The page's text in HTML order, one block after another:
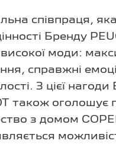
співпраця,
Бренду
високої моди:
справжні
З цієї нагоди
також оголошує
з домом